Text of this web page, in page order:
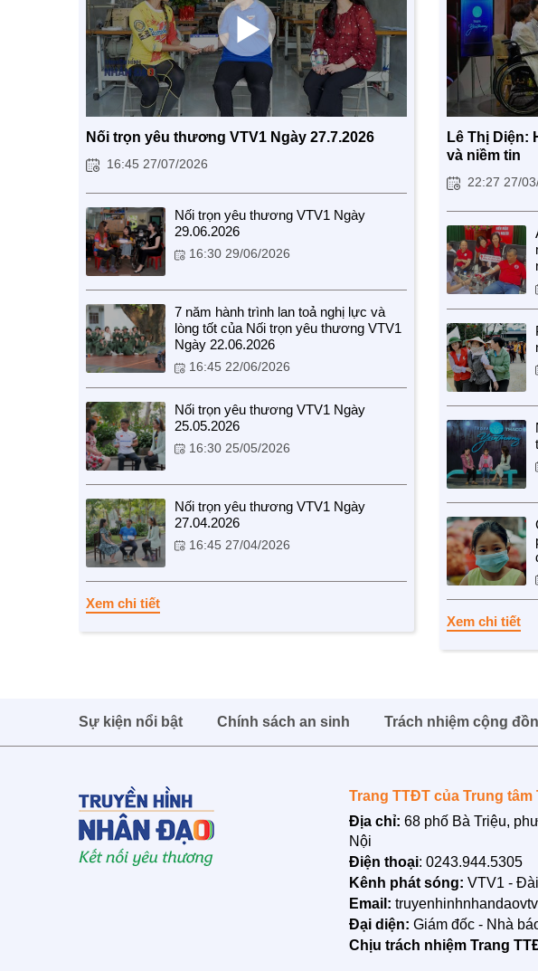
Nối trọn yêu thương VTV1 Ngày 27.7.2026
16:45 27/07/2026
Nối trọn yêu thương VTV1 Ngày
29.06.2026
16:30 29/06/2026
7 năm hành trình lan toả nghị lực và
lòng tốt của Nối trọn yêu thương VTV1
Ngày 22.06.2026
16:45 22/06/2026
Nối trọn yêu thương VTV1 Ngày
25.05.2026
16:30 25/05/2026
Nối trọn yêu thương VTV1 Ngày
27.04.2026
16:45 27/04/2026
Xem chi tiết
Lê Thị Diện:
và niềm tin
22:27 27/
Xem chi tiết
Sự kiện nổi bật Chính sách an sinh Trách nhiệm cộng
Trang TTĐT của Trung
Địa chỉ: 68 phố Bà Triệu,
Nội
Điện thoại: 0243.944.5305
Kênh phát sóng: VTV1 -
Email:
Đại diện: Giám đốc - Nhà
Chịu trách nhiệm Trang